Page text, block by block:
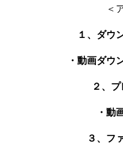
＜
１、ダウ
・動画ダウ
２、
・動
３、フ